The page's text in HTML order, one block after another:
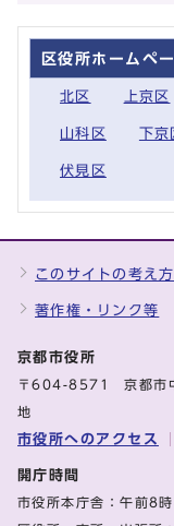
区役所ホームペ
北区 上京区
山科区 下京
伏見区
このサイトの考え方
著作権・リンク等
京都市役所
〒604-8571 京都市中
地
市役所へのアクセス
開庁時間
市役所本庁舎：午前8